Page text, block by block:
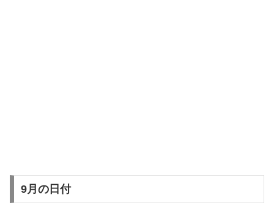
9月の日付